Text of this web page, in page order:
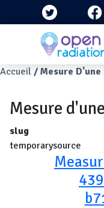
Aller au contenu principal
Fil d'Ariane
Accueil Mesure D'une
Mesure
slug
temporarysource